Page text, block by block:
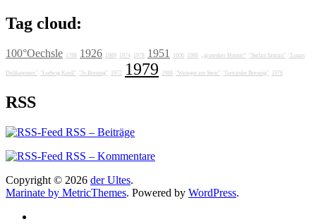
Tag cloud:
100°Oechsle 1788 1926 1989 1974 1978 1951 1606 1986 „grotesker Humor“ "Stefan Sattran" "Lunas
Delikatessen" "Ludwig Knoll" "Jo Breunig" 1972 1979 1988 "Weingut am Stein" "Getränke Breunig" 1976
RSS
RSS – Beiträge
RSS – Kommentare
Copyright © 2026 der Ultes.
Marinate by MetricThemes. Powered by WordPress.